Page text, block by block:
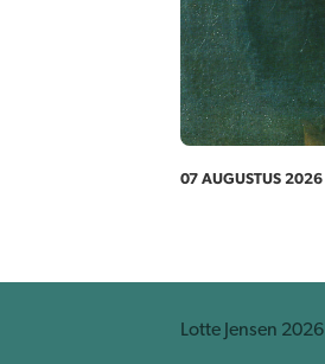
07 AUGUSTUS 2026
Lotte Jensen 2026